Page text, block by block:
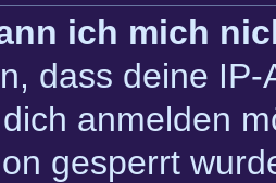
ich mich
dass deine
anmelden
gesperrt